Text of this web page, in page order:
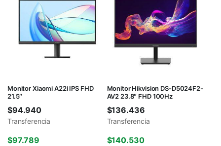
Monitor Xiaomi A22i IPS FHD
21.5″
$94.940
Transferencia
$97.789
Monitor Hikvision DS-D5024F2-
AV2 23.8″ FHD 100Hz
$136.436
Transferencia
$140.530